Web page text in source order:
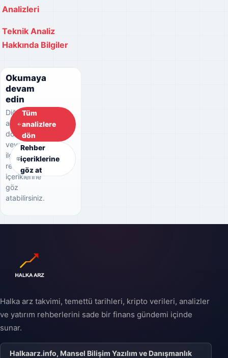
Analizleri
Teknik Analiz
Hakkında Bilgiler
Okumaya
devam
edin
Diğer
analizlere
dönebilir
veya
ilgili
rehber
içeriklerine
göz
atabilirsiniz.
Tüm
analizlere
dön
Rehber
içeriklerine
göz at
Halka arz takvimi, temettü tarihleri, kripto verileri, analizler
ve yatırım rehberlerini sade bir finans gündemi içinde
sunar.
Halkaarz.info, Mansel Bilişim Yazılım ve Danışmanlık